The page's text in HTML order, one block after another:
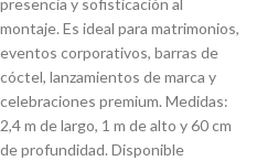
presencia y sofisticación al
montaje. Es ideal para matrimonios,
eventos corporativos, barras de
cóctel, lanzamientos de marca y
celebraciones premium. Medidas:
2,4 m de largo, 1 m de alto y 60 cm
de profundidad. Disponible